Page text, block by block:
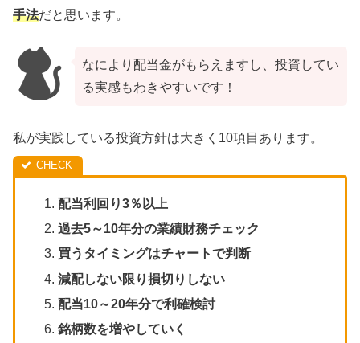
手法だと思います。
なにより配当金がもらえますし、投資してい
る実感もわきやすいです！
私が実践している投資方針は大きく10項目あります。
配当利回り3％以上
過去5～10年分の業績財務チェック
買うタイミングはチャートで判断
減配しない限り損切りしない
配当10～20年分で利確検討
銘柄数を増やしていく